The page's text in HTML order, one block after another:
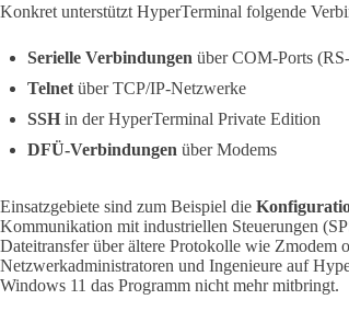
Konkret unterstützt HyperTerminal folgende
Serielle Verbindungen über COM-Ports
Telnet über TCP/IP-Netzwerke
SSH in der HyperTerminal Private Edition
DFÜ-Verbindungen über Modems
Einsatzgebiete sind zum Beispiel die
Kommunikation mit industriellen Steuerungen
Dateitransfer über ältere Protokolle wie Zmodem
Netzwerkadministratoren und Ingenieure auf
Windows 11 das Programm nicht mehr mitbringt.